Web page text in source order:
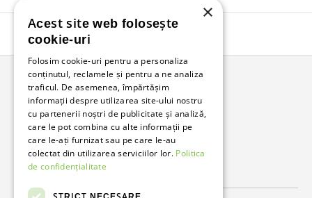
Înapoi în sus
Bunzl Romania
Soluții complete pentru afacerea ta.
FacebookLinkedIn
×
Acest site web folosește
cookie-uri
Folosim cookie-uri pentru a personaliza
conținutul, reclamele și pentru a ne analiza
traficul. De asemenea, împărtășim
informații despre utilizarea site-ului nostru
cu partenerii noștri de publicitate și analiză,
care le pot combina cu alte informații pe
care le-ați furnizat sau pe care le-au
colectat din utilizarea serviciilor lor. Politica
de confidențialitate